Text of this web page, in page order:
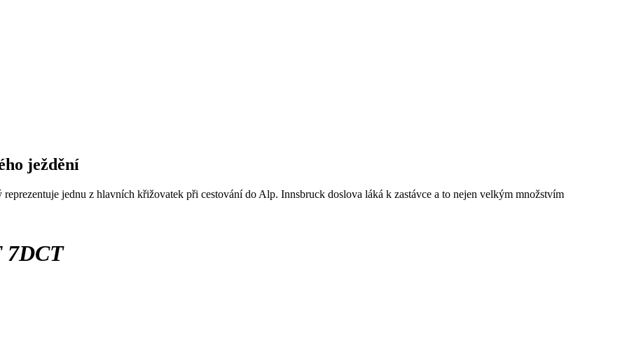
ježdění
jednu z hlavních křižovatek při cestování do Alp. Innsbruck doslova láká k zastávce a to nejen velkým množstvím
7DCT